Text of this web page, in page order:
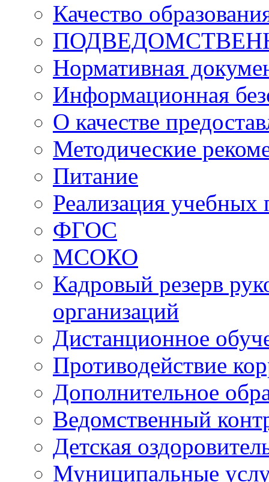
Качество
Нормативная
Информационная
О качестве
Методические
Питание
Реализация
ФГОС
МСОКО
Кадровый резерв
организаций
Дистанционное
Противодействие
Дополнительное
Ведомственный
Детская
Муниципальные